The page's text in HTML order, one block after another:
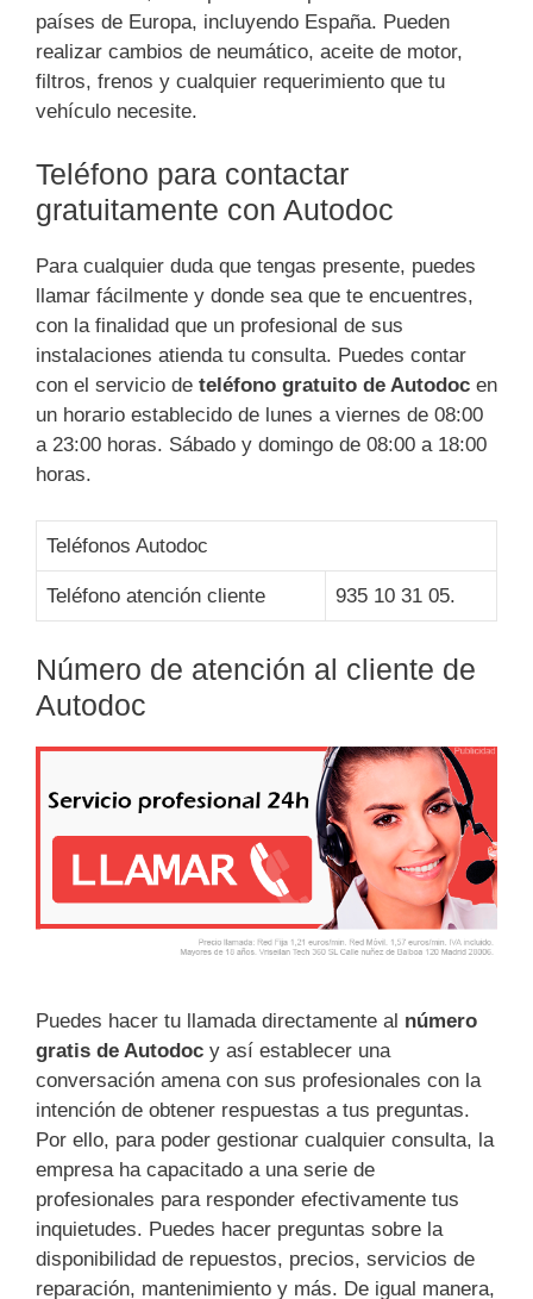
países de Europa, incluyendo España. Pueden
realizar cambios de neumático, aceite de motor,
filtros, frenos y cualquier requerimiento que tu
vehículo necesite.
Teléfono para contactar
gratuitamente con Autodoc
Para cualquier duda que tengas presente, puedes
llamar fácilmente y donde sea que te encuentres,
con la finalidad que un profesional de sus
instalaciones atienda tu consulta. Puedes contar
con el servicio de teléfono gratuito de Autodoc en
un horario establecido de lunes a viernes de 08:00
a 23:00 horas. Sábado y domingo de 08:00 a 18:00
horas.
Teléfonos Autodoc
Teléfono atención cliente 935 10 31 05.
Número de atención al cliente de
Autodoc
Puedes hacer tu llamada directamente al número
gratis de Autodoc y así establecer una
conversación amena con sus profesionales con la
intención de obtener respuestas a tus preguntas.
Por ello, para poder gestionar cualquier consulta, la
empresa ha capacitado a una serie de
profesionales para responder efectivamente tus
inquietudes. Puedes hacer preguntas sobre la
disponibilidad de repuestos, precios, servicios de
reparación, mantenimiento y más. De igual manera,